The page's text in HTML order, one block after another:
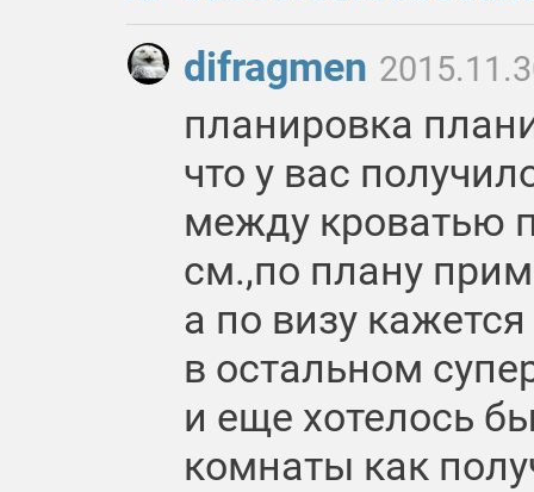
difragmen
планировка
что у вас
между кроватью
см.,по плану
а по визу
в остальном
и еще хотелось
комнаты как